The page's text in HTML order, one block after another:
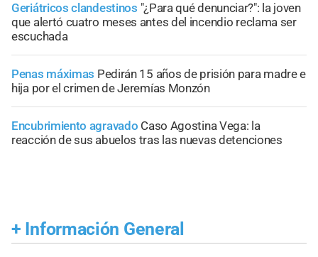
Geriátricos clandestinos "¿Para qué denunciar?": la joven
que alertó cuatro meses antes del incendio reclama ser
escuchada
Penas máximas Pedirán 15 años de prisión para madre e
hija por el crimen de Jeremías Monzón
Encubrimiento agravado Caso Agostina Vega: la
reacción de sus abuelos tras las nuevas detenciones
+ Información General